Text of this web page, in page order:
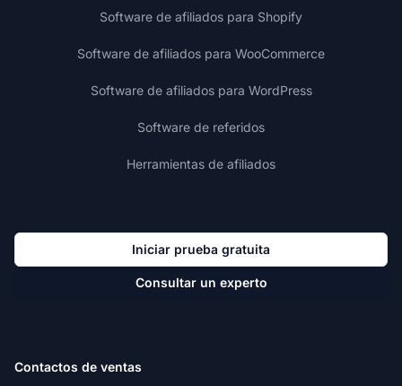
Software de afiliados para Shopify
Software de afiliados para WooCommerce
Software de afiliados para WordPress
Software de referidos
Herramientas de afiliados
Iniciar prueba gratuita
Consultar un experto
Contactos de ventas